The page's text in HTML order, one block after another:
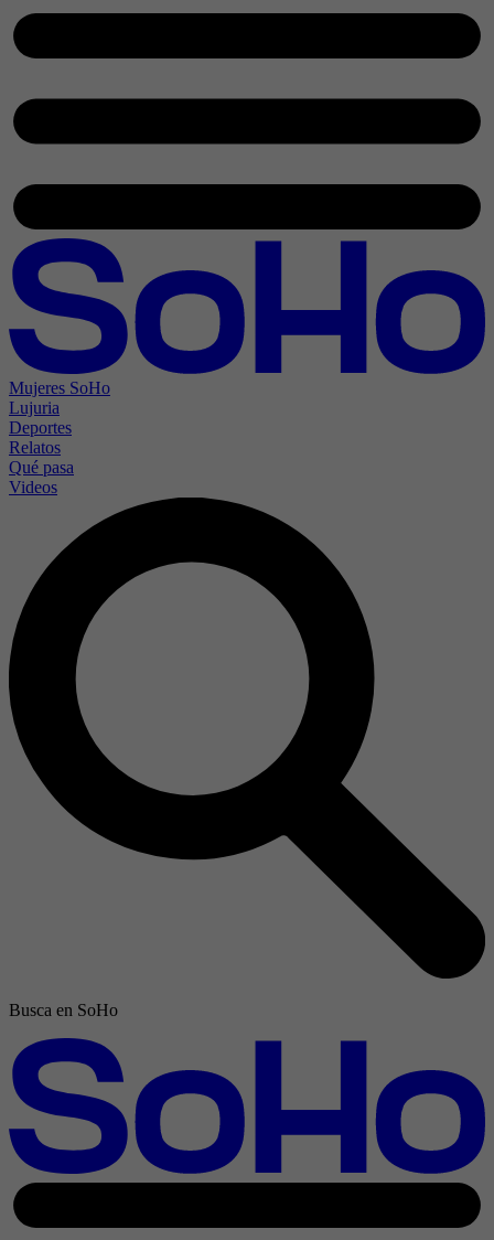
Mujeres SoHo
Lujuria
Deportes
Relatos
Qué pasa
Videos
Busca en SoHo